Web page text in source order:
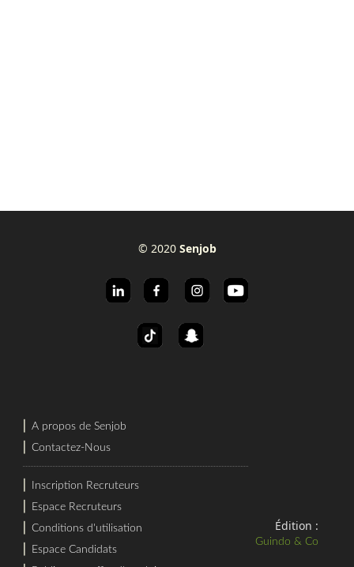
© 2020 Senjob
A propos de Senjob
Contactez-Nous
Inscription Recruteurs
Espace Recruteurs
Conditions d'utilisation
Espace Candidats
Édition :
Guindo & Co